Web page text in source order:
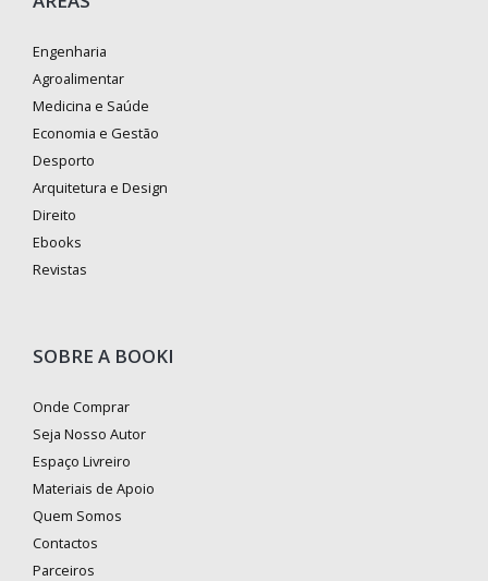
Engenharia
Agroalimentar
Medicina e Saúde
Economia e Gestão
Desporto
Arquitetura e Design
Direito
Ebooks
Revistas
SOBRE A BOOKI
Onde Comprar
Seja Nosso Autor
Espaço Livreiro
Materiais de Apoio
Quem Somos
Contactos
Parceiros